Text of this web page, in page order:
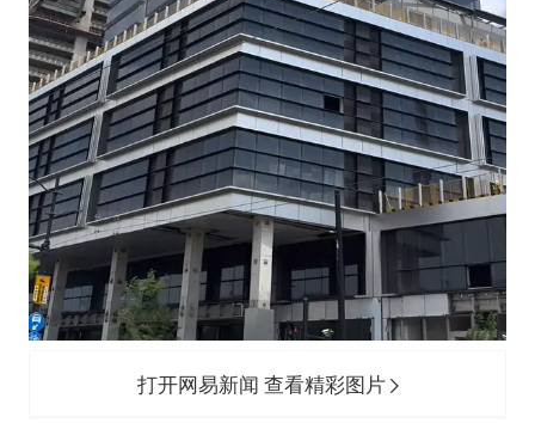
打开网易新闻 查看精彩图片